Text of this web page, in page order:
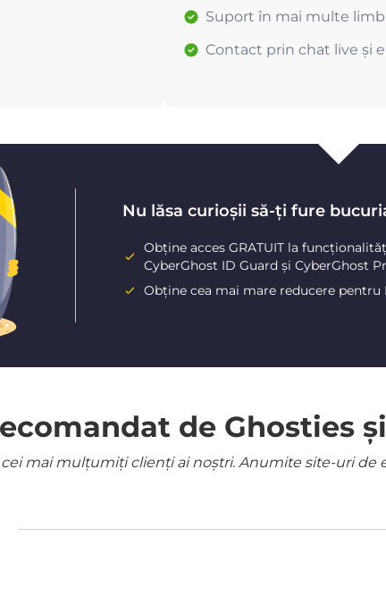
Suport în mai multe
Contact prin chat live și
Nu lăsa curioșii să-ți fure
Obține acces GRATUIT la
CyberGhost ID Guard și CyberGhost
Obține cea mai mare reducere pentru
de Ghosties
mai mulțumiți clienți ai noștri. Anumite site-uri